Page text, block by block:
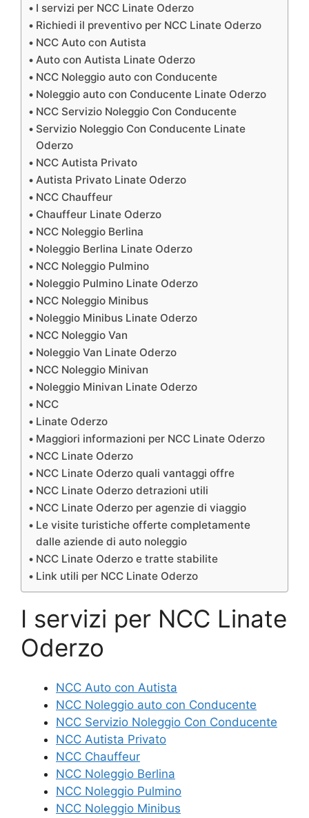
I servizi per NCC Linate Oderzo
Richiedi il preventivo per NCC Linate Oderzo
NCC Auto con Autista
Auto con Autista Linate Oderzo
NCC Noleggio auto con Conducente
Noleggio auto con Conducente Linate Oderzo
NCC Servizio Noleggio Con Conducente
Servizio Noleggio Con Conducente Linate
Oderzo
NCC Autista Privato
Autista Privato Linate Oderzo
NCC Chauffeur
Chauffeur Linate Oderzo
NCC Noleggio Berlina
Noleggio Berlina Linate Oderzo
NCC Noleggio Pulmino
Noleggio Pulmino Linate Oderzo
NCC Noleggio Minibus
Noleggio Minibus Linate Oderzo
NCC Noleggio Van
Noleggio Van Linate Oderzo
NCC Noleggio Minivan
Noleggio Minivan Linate Oderzo
NCC
Linate Oderzo
Maggiori informazioni per NCC Linate Oderzo
NCC Linate Oderzo
NCC Linate Oderzo quali vantaggi offre
NCC Linate Oderzo detrazioni utili
NCC Linate Oderzo per agenzie di viaggio
Le visite turistiche offerte completamente
dalle aziende di auto noleggio
NCC Linate Oderzo e tratte stabilite
Link utili per NCC Linate Oderzo
I servizi per NCC Linate
Oderzo
NCC Auto con Autista
NCC Noleggio auto con Conducente
NCC Servizio Noleggio Con Conducente
NCC Autista Privato
NCC Chauffeur
NCC Noleggio Berlina
NCC Noleggio Pulmino
NCC Noleggio Minibus